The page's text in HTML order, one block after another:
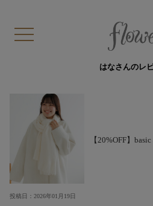
はなさんのレ
【20%OFF】
投稿日：2026年01月19日